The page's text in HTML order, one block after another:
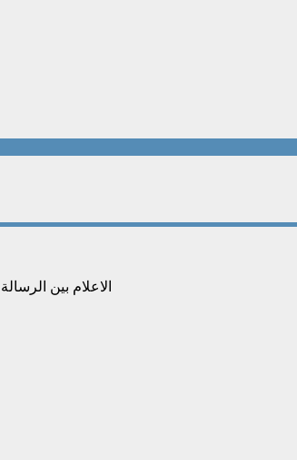
الاعلام بين